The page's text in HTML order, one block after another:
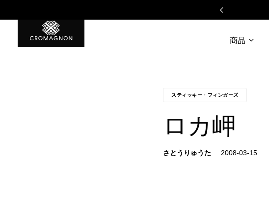
特典1 初回から使える500ポイント
商品
スティッキー・フィンガーズ
ロカ岬
さとうりゅうた